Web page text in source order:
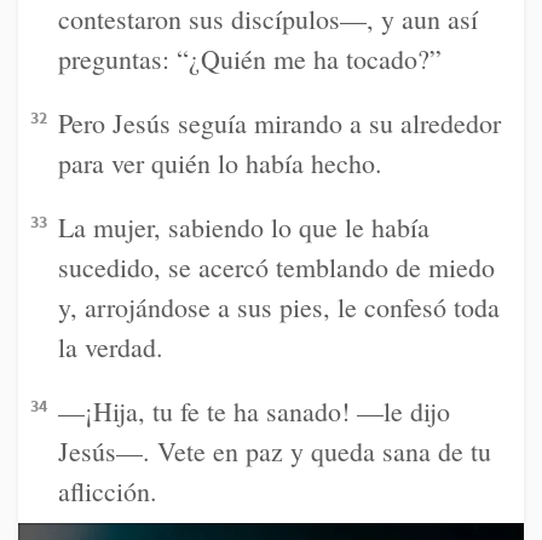
contestaron sus discípulos—, y aun así
preguntas: “¿Quién me ha tocado?”
32 Pero Jesús seguía mirando a su alrededor
para ver quién lo había hecho.
33 La mujer, sabiendo lo que le había
sucedido, se acercó temblando de miedo
y, arrojándose a sus pies, le confesó toda
la verdad.
34 —¡Hija, tu fe te ha sanado! —le dijo
Jesús—. Vete en paz y queda sana de tu
aflicción.